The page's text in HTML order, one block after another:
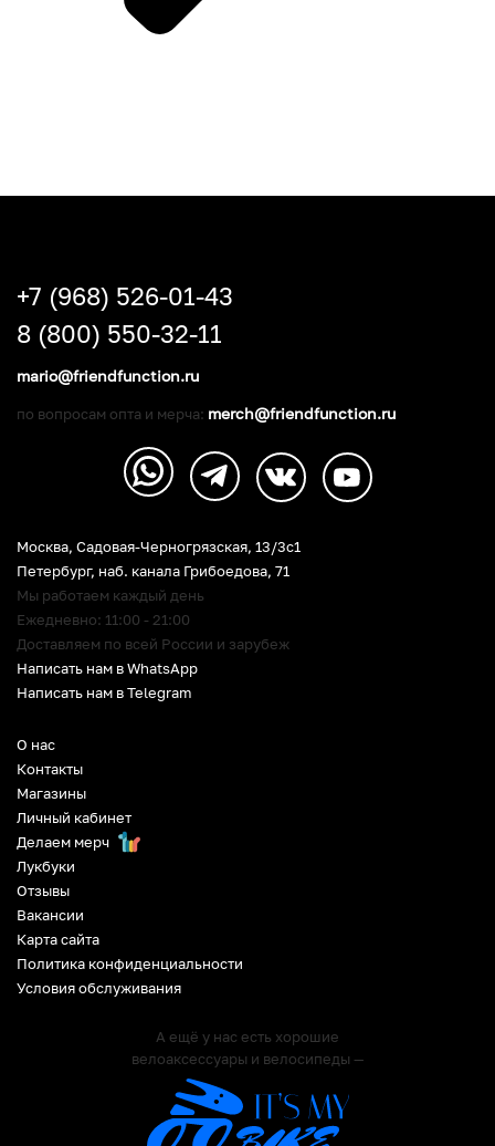
О нас
Контакты
Магазины
Личный кабинет
Делаем мерч
Лукбуки
Отзывы
Вакансии
Карта сайта
Политика конфиденциальности
Условия обслуживания
А ещё у нас есть хорошие
велоаксессуары и велосипеды —
Москва, Садовая-Черногрязская, 13/3c1
Петербург, наб. канала Грибоедова, 71
Мы работаем каждый день
Ежедневно: 11:00 - 21:00
Доставляем по всей России и зарубеж
Написать нам в WhatsApp
Написать нам в Telegram
+7 (968) 526-01-43
8 (800) 550-32-11
mario@friendfunction.ru
по вопросам опта и мерча: merch@friendfunction.ru